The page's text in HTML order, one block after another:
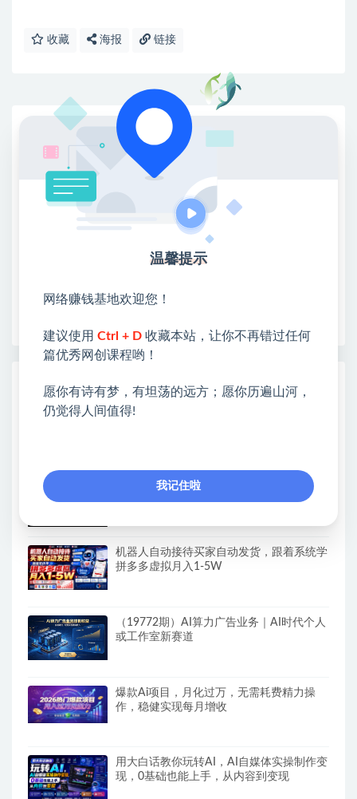
收藏 海报 链接
网赚基地简介
站长微信：无
❤本站：本站整合多方资源站，主要面向互联网创业
类&副业类，资源丰富 物超所值。
❤能助您：找项目 + 低成本创业 + 减少信息差 + 见识
❤本站为众多团队提供了重要价值，也为众多创业者
❤如果您也依存于互联网，欢迎加入本站会员，将尽
热门课程展示
还在找靠谱线上副业？快手短剧项目，全程
下半年风口项目精选：一部手机，保底日入
机器人自动接待买家自动发货，跟着系统学
拼多多虚拟月入1-5W
（19772期）AI算力广告业务｜AI时代个人
或工作室新赛道
爆款Ai项目，月化过万，无需耗费精力操
作，稳健实现每月增收
用大白话教你玩转AI，AI自媒体实操制作变
现，0基础也能上手，从内容到变现
温馨提示
网络赚钱基地欢迎您！
建议使用 Ctrl + D 收藏本站，让你不再错过任何
篇优秀网创课程哟！
愿你有诗有梦，有坦荡的远方；愿你历遍山河，
仍觉得人间值得!
我记住啦